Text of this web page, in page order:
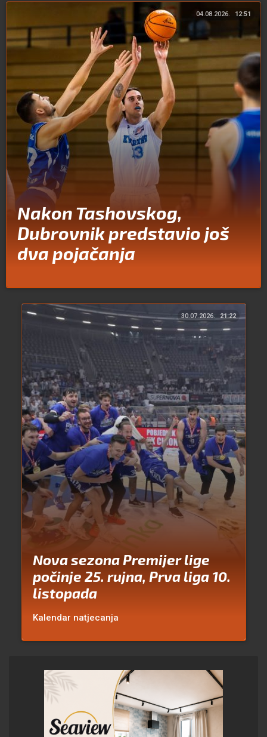
04.08.2026. 12:51
Nakon Tashovskog,
Dubrovnik predstavio još
dva pojačanja
30.07.2026. 21:22
Nova sezona Premijer lige
počinje 25. rujna, Prva liga 10.
listopada
Kalendar natjecanja